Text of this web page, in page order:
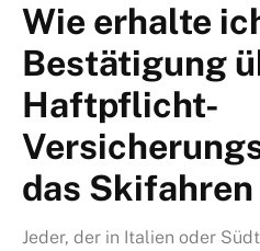
Wie erhalte
Bestätigung
Haftpflicht-
das
Jeder, der in Italien oder